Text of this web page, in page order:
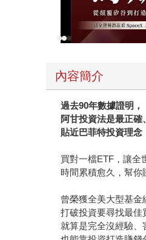
內容簡介
過去90年數據證明，
阿甘投資法是最正確
貼近巴菲特投資理念
買對一檔ETF，讓全
時間累積愈久，幫你
曾榮獲全美大型基金
打破投資要尋找最佳
就算是完全沒經驗、